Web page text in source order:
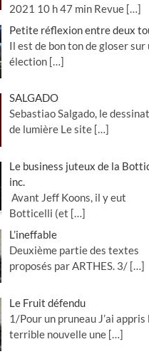
2021 10 h 47 min Revue […]
Petite réflexion entre deux
Il est de bon ton de gloser sur
élection […]
SALGADO
Sebastiao Salgado, le
de lumière Le site […]
Le business juteux de la
inc.
Avant Jeff Koons, il y eut
Botticelli (et […]
L’ineffable
Deuxième partie des textes
proposés par ARTHES. 3/ […]
Le Fruit défendu
1/Pour un pruneau J’ai appris
terrible nouvelle une […]